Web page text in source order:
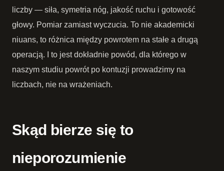
liczby — siła, symetria nóg, jakość ruchu i gotowość
głowy. Pomiar zamiast wyczucia. To nie akademicki
niuans, to różnica między powrotem na stałe a drugą
operacją. I to jest dokładnie powód, dla którego w
naszym studiu powrót po kontuzji prowadzimy na
liczbach, nie na wrażeniach.
Skąd bierze się to
nieporozumienie